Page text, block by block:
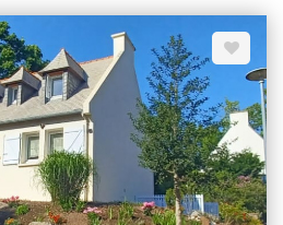
salle de bains ainsi qu'une suite
d'eau privative. La maison
sol complet isolé comprenant un
de
et un cadre de vie recherché à